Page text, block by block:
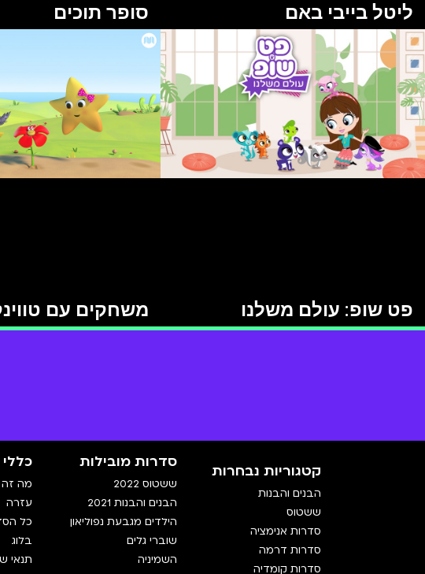
ליטל בייבי באם סופר תוכים
פט שופ: עולם משלנו משחקים עם
קטגוריות נבחרות
הבנים והבנות
ששטוס
סדרות אנימציה
סדרות דרמה
סדרות קומדיה
סדרות מובילות
ששטוס 2022
הבנים והבנות 2021
הילדים מגבעת נפוליאון
שוברי גלים
השמיניה
כללי
מה זה
עזרה
כל
בלוג
תנאי